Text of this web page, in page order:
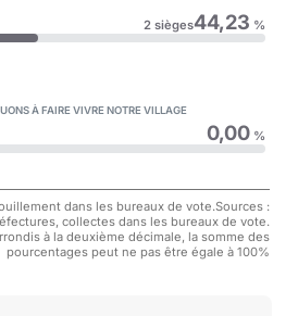
2 sièges44,23 %
À FAIRE VIVRE NOTRE VILLAGE
0,00%
dans les bureaux de vote.Sources :
collectes dans les bureaux de vote.
à la deuxième décimale, la somme des
pourcentages peut ne pas être égale à 100%